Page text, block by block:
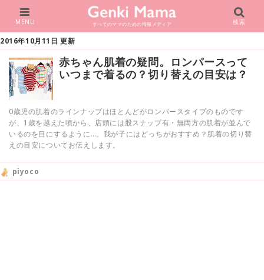
すべてのママのための情報メディア
MENU 検索
2016年10月11日 更新
赤ちゃん肌着の疑問。ロンパースって
いつまで着るの？切り替えの目安は？
0歳児の肌着のラインナップはほとんどがロンパースタイプのものです
が、1歳を越えた頃から、店頭には股スナップ有・無両方の肌着が並んで
いるのを目にするように…。我が子にはどっちがおすすめ？肌着の切り替
えの目安についてお伝えします。
piyoco